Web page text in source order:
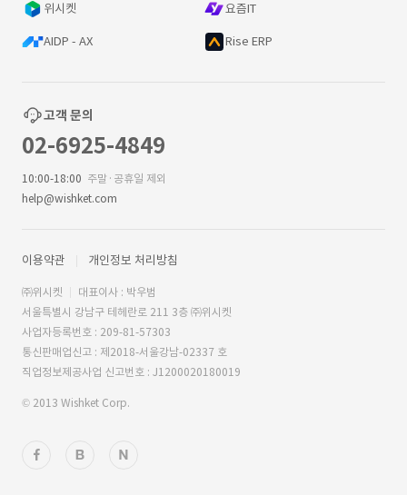
위시켓 요즘IT
AIDP - AX Rise ERP
고객 문의
02-6925-4849
10:00-18:00 주말·공휴일 제외
help@wishket.com
이용약관 개인정보 처리방침
㈜위시켓
대표이사 : 박우범
서울특별시 강남구 테헤란로 211 3층 ㈜위시켓
사업자등록번호 : 209-81-57303
통신판매업신고 : 제2018-서울강남-02337 호
직업정보제공사업 신고번호 : J1200020180019
© 2013 Wishket Corp.